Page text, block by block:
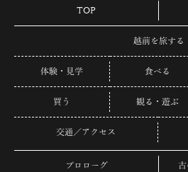
TOP
越前を旅する
体験・見学 食べる
買う 観る・遊ぶ
交通／アクセス
プロローグ